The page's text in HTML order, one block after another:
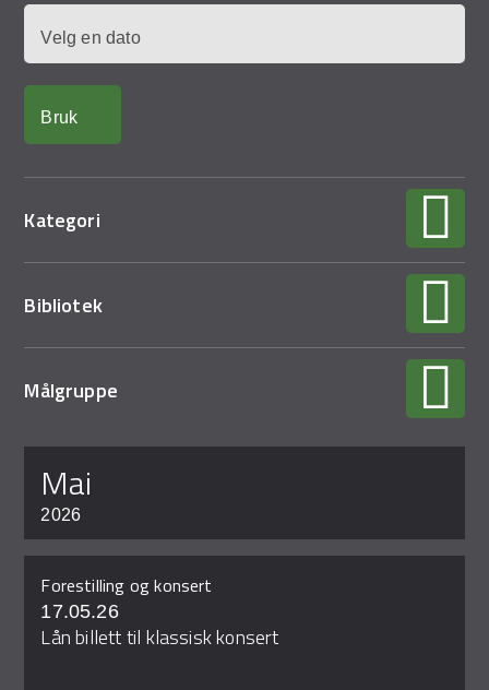
Kategori
Bibliotek
Målgruppe
mai
2026
Forestilling og konsert
17.05.26
Lån billett til klassisk konsert